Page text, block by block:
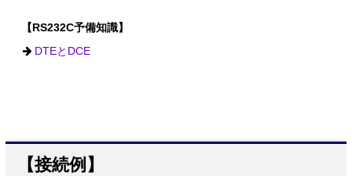
【RS232C予備知識】
DTEとDCE
【接続例】